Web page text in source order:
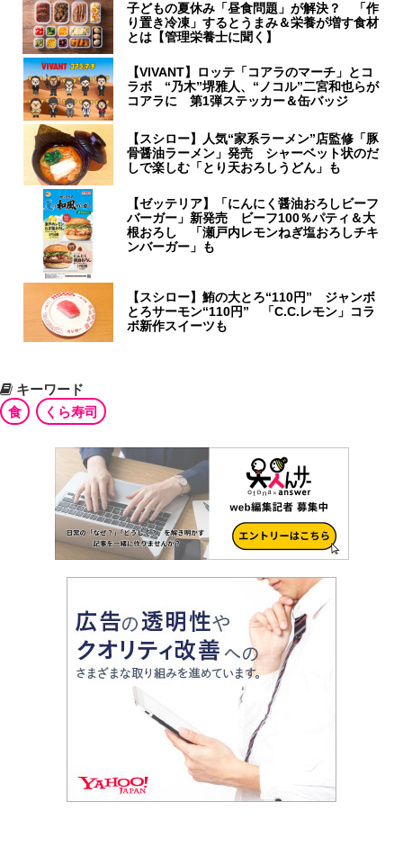
子どもの夏休み「昼食問題」が解決？ 「作
り置き冷凍」するとうまみ＆栄養が増す食材
とは【管理栄養士に聞く】
【VIVANT】ロッテ「コアラのマーチ」とコ
ラボ “乃木”堺雅人、“ノコル”二宮和也らが
コアラに 第1弾ステッカー＆缶バッジ
【スシロー】人気“家系ラーメン”店監修「豚
骨醤油ラーメン」発売 シャーベット状のだ
しで楽しむ「とり天おろしうどん」も
【ゼッテリア】「にんにく醤油おろしビーフ
バーガー」新発売 ビーフ100％パティ＆大
根おろし 「瀬戸内レモンねぎ塩おろしチキ
ンバーガー」も
【スシロー】鮪の大とろ“110円” ジャンボ
とろサーモン“110円” 「C.C.レモン」コラ
ボ新作スイーツも
キーワード
食
くら寿司